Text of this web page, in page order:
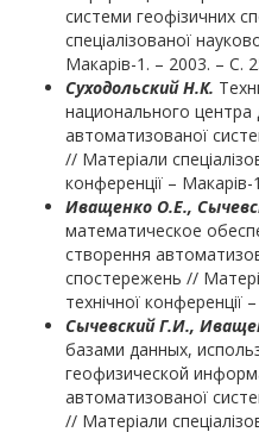
системи геофізичних
спеціалізованої
Макарів-1. – 2003. – С.
Суходольский Н.К.
национального
автоматизованої
// Матеріали
конференції –
Иващенко О.Е.,
математическое
створення
спостережень //
технічної конференції
Сычевский Г.И.,
базами данных,
геофизической
автоматизованої
// Матеріали